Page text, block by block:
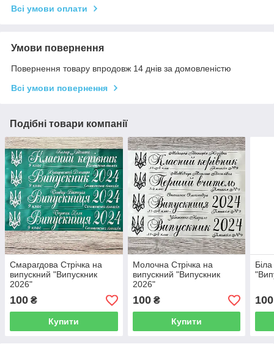
Всі умови оплати
Умови повернення
Повернення товару впродовж 14 днів за домовленістю
Всі умови повернення
Подібні товари компанії
Смарагдова Стрічка на
випускний "Випускник
2026"
100 ₴
Купити
Молочна Стрічка на
випускний "Випускник
2026"
100₴
Купити
100